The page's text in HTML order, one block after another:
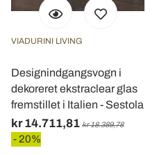
VIADURINI LIVING
Designindgangsvogn i
dekoreret ekstraclear glas
fremstillet i Italien - Sestola
kr 14.711,81 kr 18.389,78
- 20%